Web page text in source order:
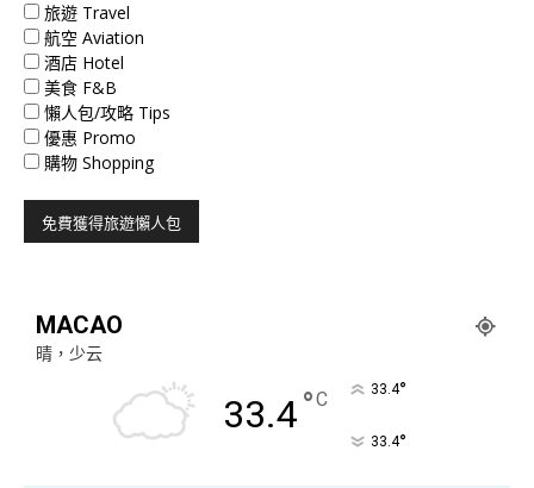
旅遊 Travel
航空 Aviation
酒店 Hotel
美食 F&B
懶人包/攻略 Tips
優惠 Promo
購物 Shopping
MACAO
晴，少云
33.4°C 33.4°
33.4°